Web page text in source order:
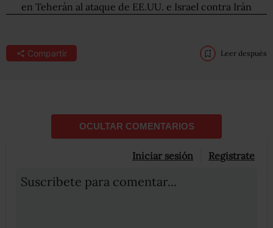
en Teherán al ataque de EE.UU. e Israel contra Irán
Compartir Leer después
OCULTAR COMENTARIOS
Iniciar sesión Registrate
Suscribete para comentar...